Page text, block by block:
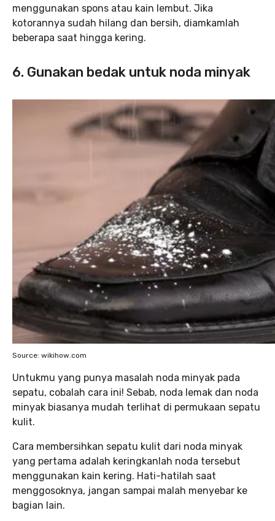
menggunakan spons atau kain lembut. Jika
kotorannya sudah hilang dan bersih, diamkamlah
beberapa saat hingga kering.
6. Gunakan bedak untuk noda minyak
Source: wikihow.com
Untukmu yang punya masalah noda minyak pada
sepatu, cobalah cara ini! Sebab, noda lemak dan noda
minyak biasanya mudah terlihat di permukaan sepatu
kulit.
Cara membersihkan sepatu kulit dari noda minyak
yang pertama adalah keringkanlah noda tersebut
menggunakan kain kering. Hati-hatilah saat
menggosoknya, jangan sampai malah menyebar ke
bagian lain.